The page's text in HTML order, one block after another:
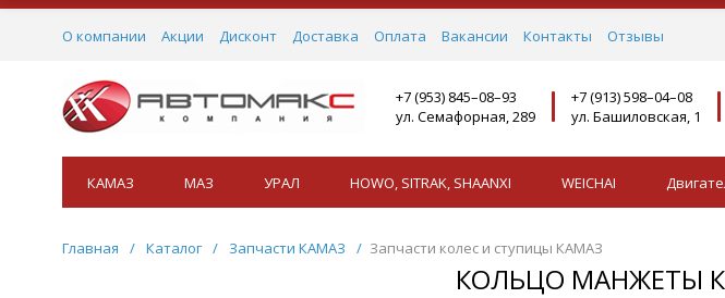
О компании Акции Дисконт Доставка Оплата Вакансии Контакты Отзывы
+7 (953) 845–08–93
ул. Семафорная, 289
+7 (913) 598–04–08
ул. Башиловская, 1
КАМАЗ МАЗ УРАЛ HOWO, SITRAK, SHAANXI WEICHAI
Главная / Каталог / Запчасти КАМАЗ / Запчасти колес и ступицы КАМАЗ
КОЛЬЦО МАНЖЕТЫ